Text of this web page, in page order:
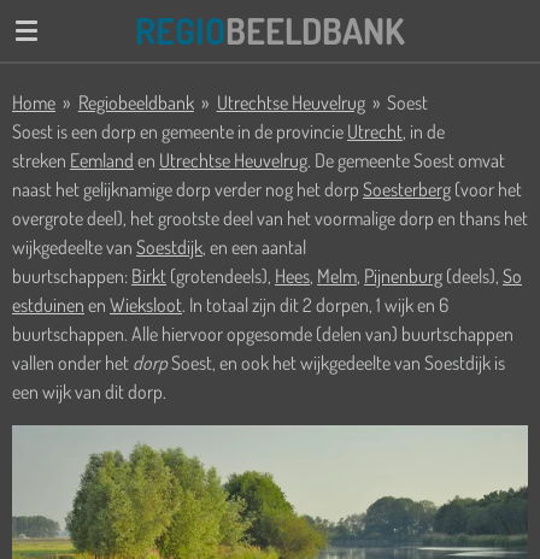
Ga
de
hoofdinhoud
REGIOBEELDBANK
Home » Regiobeeldbank » Utrechtse Heuvelrug » Soest
Soest is een dorp en gemeente in de provincie Utrecht, in de
streken Eemland en Utrechtse Heuvelrug. De gemeente Soest omvat
naast het gelijknamige dorp verder nog het dorp Soesterberg (voor het
overgrote deel), het grootste deel van het voormalige dorp en thans het
wijkgedeelte van Soestdijk, en een aantal
buurtschappen: Birkt (grotendeels), Hees, Melm, Pijnenburg (deels), So
estduinen en Wieksloot. In totaal zijn dit 2 dorpen, 1 wijk en 6
buurtschappen. Alle hiervoor opgesomde (delen van) buurtschappen
vallen onder het dorpSoest, en ook het wijkgedeelte van Soestdijk is
een wijk van dit dorp.